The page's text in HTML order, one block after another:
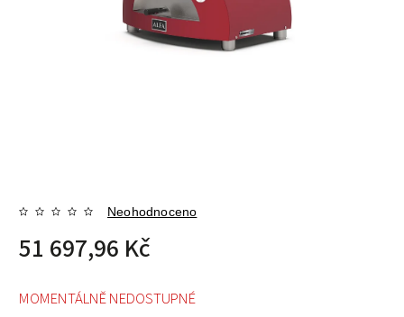
Neohodnoceno
51 697,96 Kč
MOMENTÁLNĚ NEDOSTUPNÉ